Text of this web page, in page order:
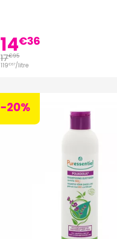
14€36
17€95
119€67/litre
-20%